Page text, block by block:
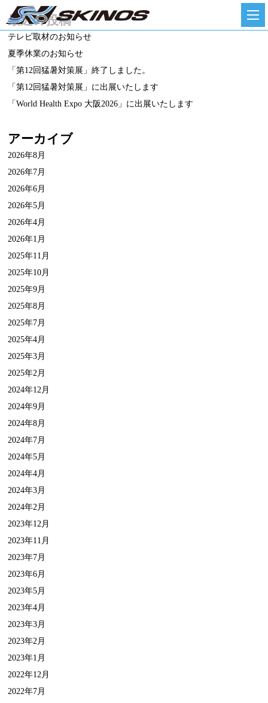
最近の投稿
テレビ取材のお知らせ
夏季休業のお知らせ
「第12回猛暑対策展」終了しました。
「第12回猛暑対策展」に出展いたします
「World Health Expo 大阪2026」に出展いたします
アーカイブ
2026年8月
2026年7月
2026年6月
2026年5月
2026年4月
2026年1月
2025年11月
2025年10月
2025年9月
2025年8月
2025年7月
2025年4月
2025年3月
2025年2月
2024年12月
2024年9月
2024年8月
2024年7月
2024年5月
2024年4月
2024年3月
2024年2月
2023年12月
2023年11月
2023年7月
2023年6月
2023年5月
2023年4月
2023年3月
2023年2月
2023年1月
2022年12月
2022年7月